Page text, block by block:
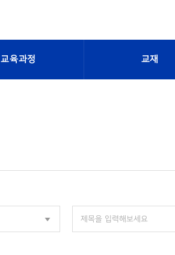
교육과정 교재